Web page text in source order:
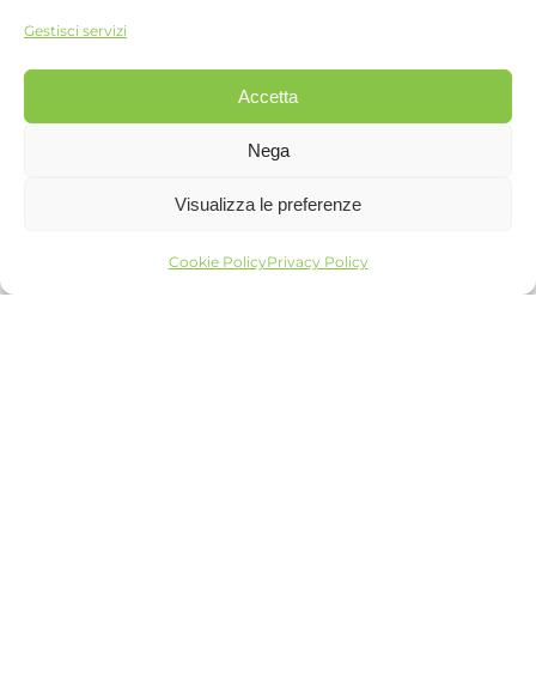
Gestisci servizi
Accetta
Nega
Visualizza le preferenze
Cookie PolicyPrivacy Policy
Inodorina – creazione di
contenuti per i social